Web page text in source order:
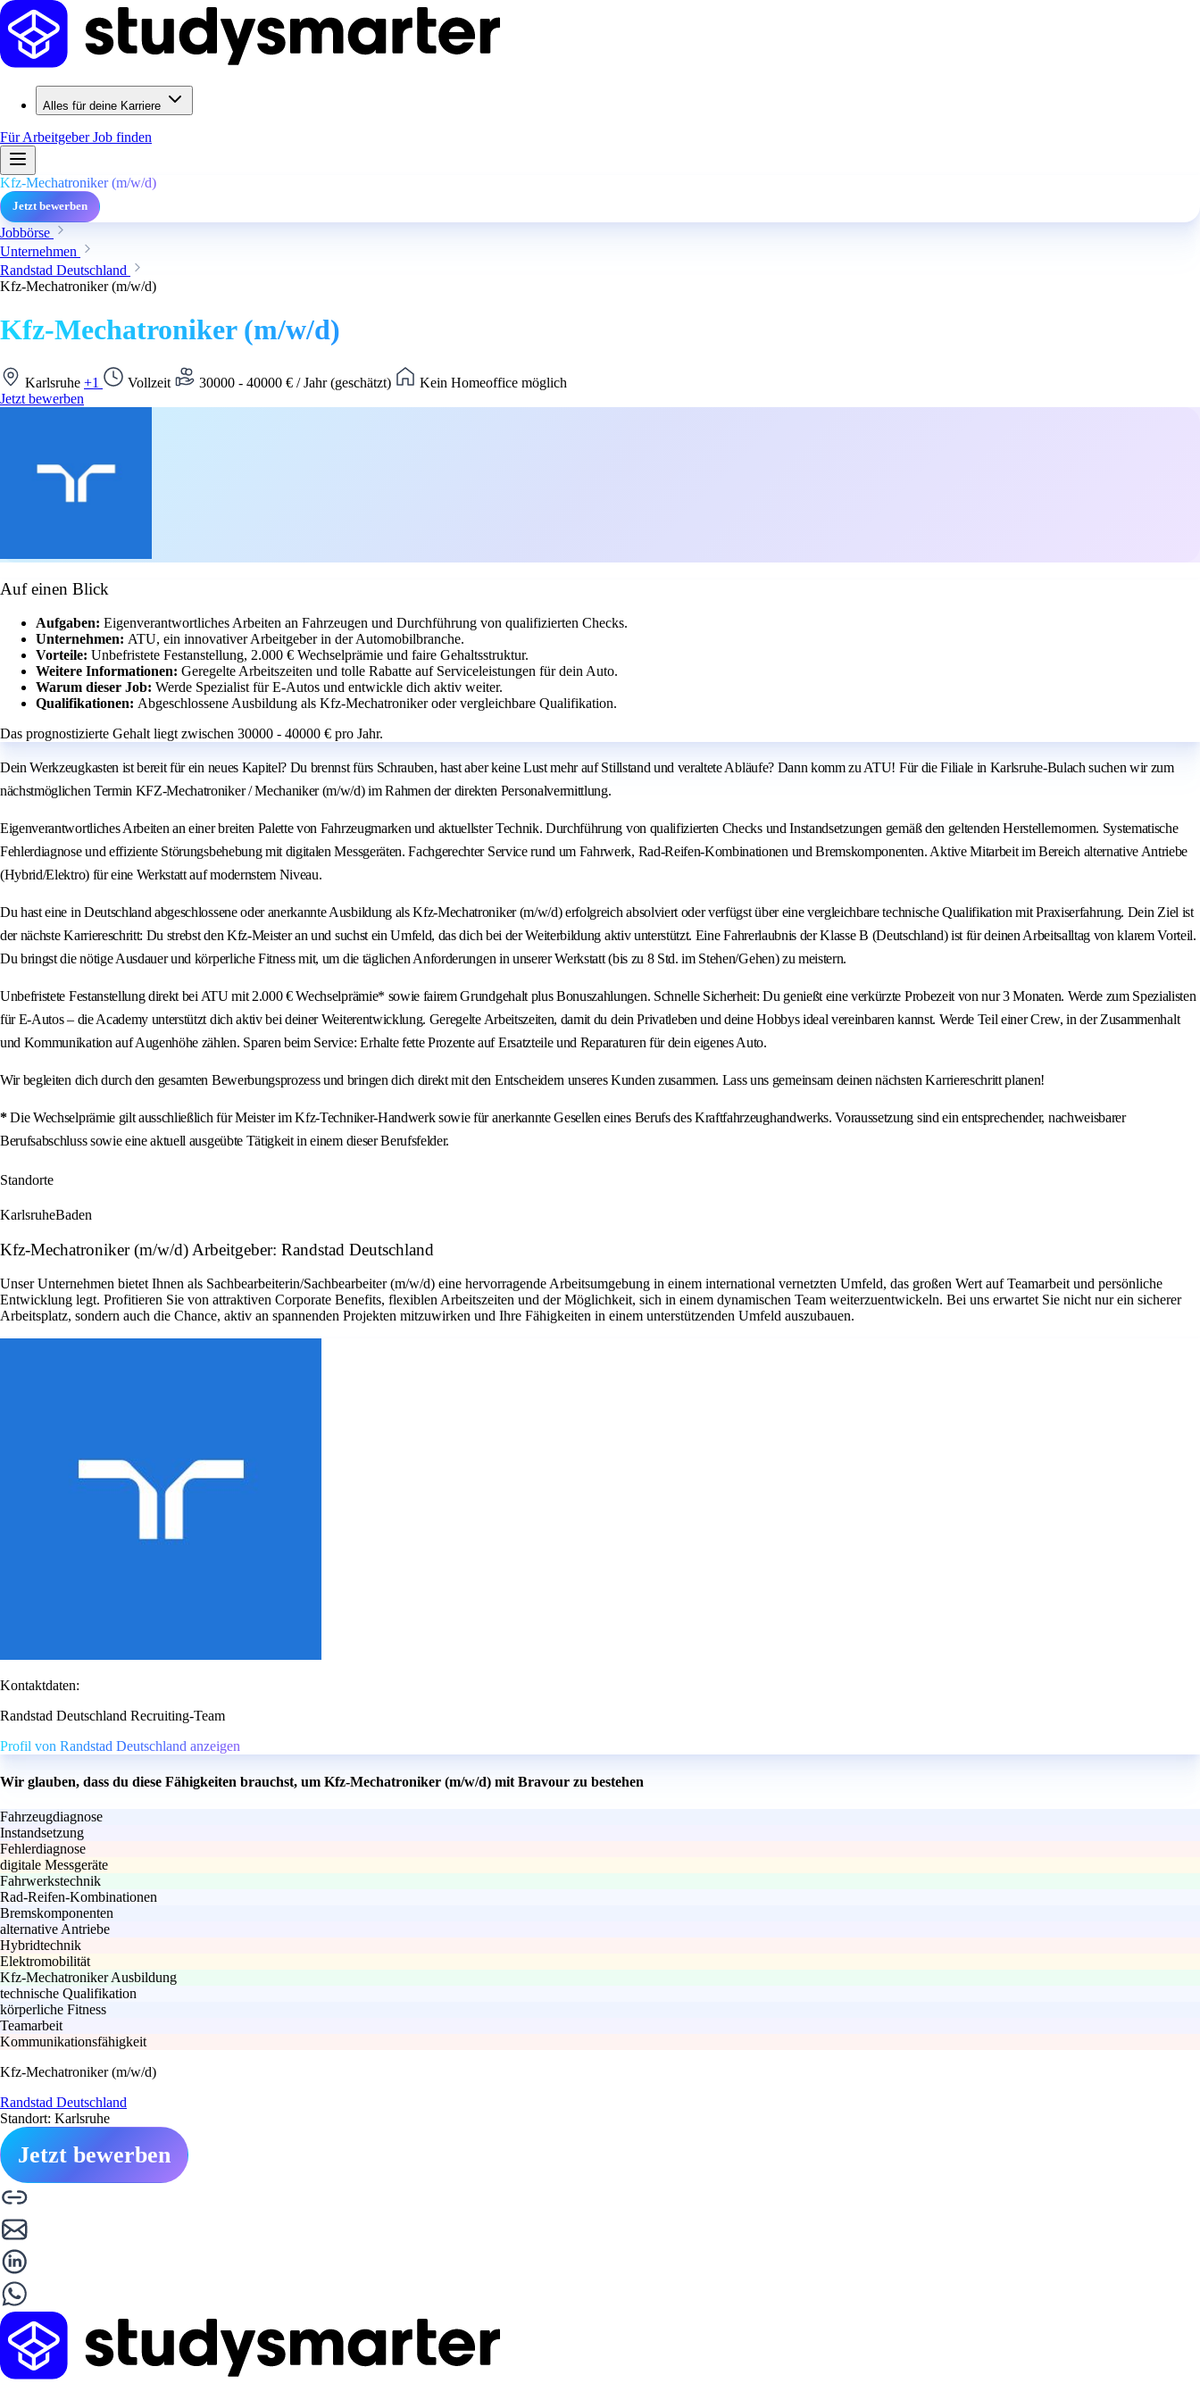
Alles für deine Karriere
Für ArbeitgeberJob finden
Kfz-Mechatroniker (m/w/d)
Jetzt bewerben
Jobbörse
Unternehmen
Randstad Deutschland
Kfz-Mechatroniker (m/w/d)
Kfz-Mechatroniker (m/w/d)
Karlsruhe +1 Vollzeit 30000 - 40000 € / Jahr (geschätzt)
Kein Homeoffice möglich
Jetzt bewerben
Auf einen Blick
Aufgaben: Eigenverantwortliches Arbeiten an Fahrzeugen und Durchführung von qualifizierten Checks.
Unternehmen: ATU, ein innovativer Arbeitgeber in der Automobilbranche.
Vorteile: Unbefristete Festanstellung, 2.000 € Wechselprämie und faire Gehaltsstruktur.
Weitere Informationen: Geregelte Arbeitszeiten und tolle Rabatte auf Serviceleistungen für dein Auto.
Warum dieser Job: Werde Spezialist für E-Autos und entwickle dich aktiv weiter.
Qualifikationen: Abgeschlossene Ausbildung als Kfz-Mechatroniker oder vergleichbare Qualifikation.
Das prognostizierte Gehalt liegt zwischen 30000 - 40000 € pro Jahr.
Dein Werkzeugkasten ist bereit für ein neues Kapitel? Du brennst fürs Schrauben, hast aber keine Lust mehr auf Stillstand und veraltete Abläufe? Dann komm zu ATU! Für die Filiale in Karlsruhe-Bulach suchen wir zum
nächstmöglichen Termin KFZ-Mechatroniker / Mechaniker (m/w/d) im Rahmen der direkten Personalvermittlung.
Eigenverantwortliches Arbeiten an einer breiten Palette von Fahrzeugmarken und aktuellster Technik. Durchführung von qualifizierten Checks und Instandsetzungen gemäß den geltenden Herstellernormen. Systematische
Fehlerdiagnose und effiziente Störungsbehebung mit digitalen Messgeräten. Fachgerechter Service rund um Fahrwerk, Rad-Reifen-Kombinationen und Bremskomponenten. Aktive Mitarbeit im Bereich alternative Antriebe
(Hybrid/Elektro) für eine Werkstatt auf modernstem Niveau.
Du hast eine in Deutschland abgeschlossene oder anerkannte Ausbildung als Kfz-Mechatroniker (m/w/d) erfolgreich absolviert oder verfügst über eine vergleichbare technische Qualifikation mit Praxiserfahrung. Dein Ziel ist
der nächste Karriereschritt: Du strebst den Kfz-Meister an und suchst ein Umfeld, das dich bei der Weiterbildung aktiv unterstützt. Eine Fahrerlaubnis der Klasse B (Deutschland) ist für deinen Arbeitsalltag von klarem Vorteil.
Du bringst die nötige Ausdauer und körperliche Fitness mit, um die täglichen Anforderungen in unserer Werkstatt (bis zu 8 Std. im Stehen/Gehen) zu meistern.
Unbefristete Festanstellung direkt bei ATU mit 2.000 € Wechselprämie* sowie fairem Grundgehalt plus Bonuszahlungen. Schnelle Sicherheit: Du genießt eine verkürzte Probezeit von nur 3 Monaten. Werde zum Spezialisten
für E-Autos – die Academy unterstützt dich aktiv bei deiner Weiterentwicklung. Geregelte Arbeitszeiten, damit du dein Privatleben und deine Hobbys ideal vereinbaren kannst. Werde Teil einer Crew, in der Zusammenhalt
und Kommunikation auf Augenhöhe zählen. Sparen beim Service: Erhalte fette Prozente auf Ersatzteile und Reparaturen für dein eigenes Auto.
Wir begleiten dich durch den gesamten Bewerbungsprozess und bringen dich direkt mit den Entscheidern unseres Kunden zusammen. Lass uns gemeinsam deinen nächsten Karriereschritt planen!
*Die Wechselprämie gilt ausschließlich für Meister im Kfz-Techniker-Handwerk sowie für anerkannte Gesellen eines Berufs des Kraftfahrzeughandwerks. Voraussetzung sind ein entsprechender, nachweisbarer
Berufsabschluss sowie eine aktuell ausgeübte Tätigkeit in einem dieser Berufsfelder.
Standorte
KarlsruheBaden
Kfz-Mechatroniker (m/w/d) Arbeitgeber: Randstad Deutschland
Unser Unternehmen bietet Ihnen als Sachbearbeiterin/Sachbearbeiter (m/w/d) eine hervorragende Arbeitsumgebung in einem international vernetzten Umfeld, das großen Wert auf Teamarbeit und persönliche
Entwicklung legt. Profitieren Sie von attraktiven Corporate Benefits, flexiblen Arbeitszeiten und der Möglichkeit, sich in einem dynamischen Team weiterzuentwickeln. Bei uns erwartet Sie nicht nur ein sicherer
Arbeitsplatz, sondern auch die Chance, aktiv an spannenden Projekten mitzuwirken und Ihre Fähigkeiten in einem unterstützenden Umfeld auszubauen.
Kontaktdaten:
Randstad Deutschland Recruiting-Team
Profil von Randstad Deutschland anzeigen
Wir glauben, dass du diese Fähigkeiten brauchst, um Kfz-Mechatroniker (m/w/d) mit Bravour zu bestehen
Fahrzeugdiagnose
Instandsetzung
Fehlerdiagnose
digitale Messgeräte
Fahrwerkstechnik
Rad-Reifen-Kombinationen
Bremskomponenten
alternative Antriebe
Hybridtechnik
Elektromobilität
Kfz-Mechatroniker Ausbildung
technische Qualifikation
körperliche Fitness
Teamarbeit
Kommunikationsfähigkeit
Kfz-Mechatroniker (m/w/d)
Randstad Deutschland
Standort: Karlsruhe
Jetzt bewerben